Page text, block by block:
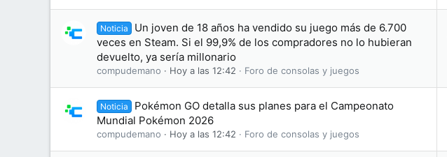
Noticia
Un joven de 18 años ha vendido su juego más de 6.700
veces en Steam. Si el 99,9% de los compradores no lo hubieran
devuelto, ya sería millonario
compudemano Hoy a las 12:42 Foro de consolas y juegos
Noticia
Pokémon GO detalla sus planes para el Campeonato
Mundial Pokémon 2026
compudemano Hoy a las 12:42 Foro de consolas y juegos